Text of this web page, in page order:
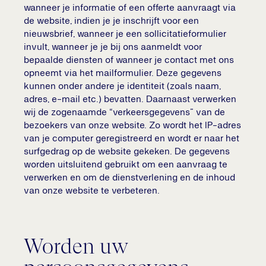
wanneer je informatie of een offerte aanvraagt via
de website, indien je je inschrijft voor een
nieuwsbrief, wanneer je een sollicitatieformulier
invult, wanneer je je bij ons aanmeldt voor
bepaalde diensten of wanneer je contact met ons
opneemt via het mailformulier. Deze gegevens
kunnen onder andere je identiteit (zoals naam,
adres, e-mail etc.) bevatten. Daarnaast verwerken
wij de zogenaamde “verkeersgegevens” van de
bezoekers van onze website. Zo wordt het IP-adres
van je computer geregistreerd en wordt er naar het
surfgedrag op de website gekeken. De gegevens
worden uitsluitend gebruikt om een aanvraag te
verwerken en om de dienstverlening en de inhoud
van onze website te verbeteren.
Worden uw